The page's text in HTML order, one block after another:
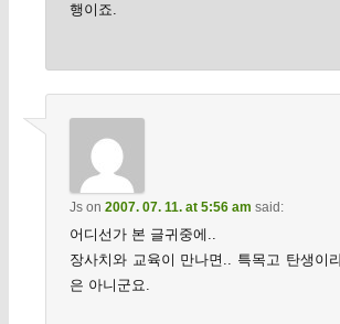
행이죠.
Json 2007. 07. 11. at 5:56 am said:
어디선가 본 글귀중에..
장사치와 교육이 만나면.. 특목고 탄생이
은 아니군요.